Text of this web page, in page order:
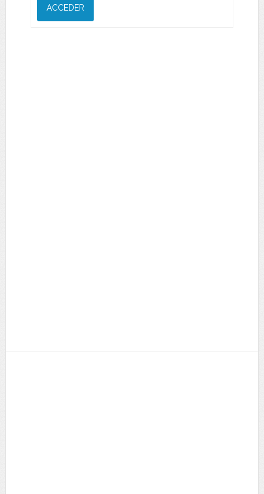
ACCEDER